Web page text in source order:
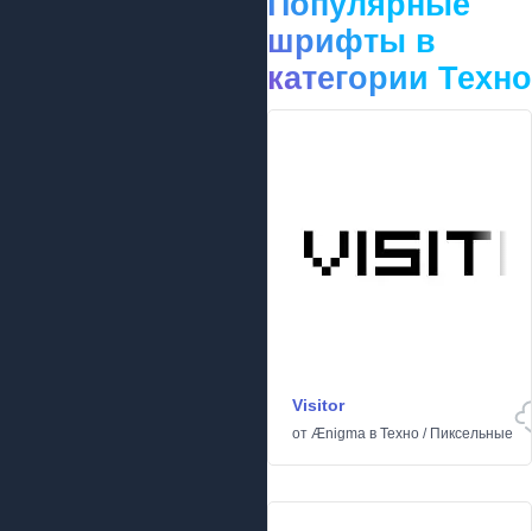
шрифты в
категории Техно
Visitor
от Ænigma в Техно / Пиксельные